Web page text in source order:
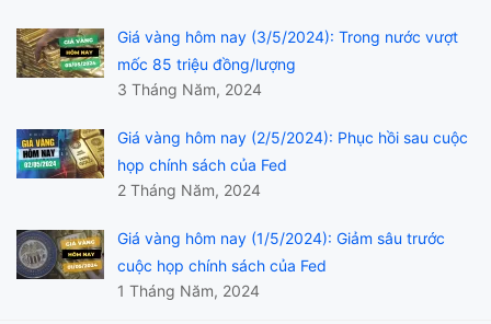
Giá vàng hôm nay (3/5/2024): Trong nước vượt
mốc 85 triệu đồng/lượng
3 Tháng Năm, 2024
Giá vàng hôm nay (2/5/2024): Phục hồi sau cuộc
họp chính sách của Fed
2 Tháng Năm, 2024
Giá vàng hôm nay (1/5/2024): Giảm sâu trước
cuộc họp chính sách của Fed
1 Tháng Năm, 2024